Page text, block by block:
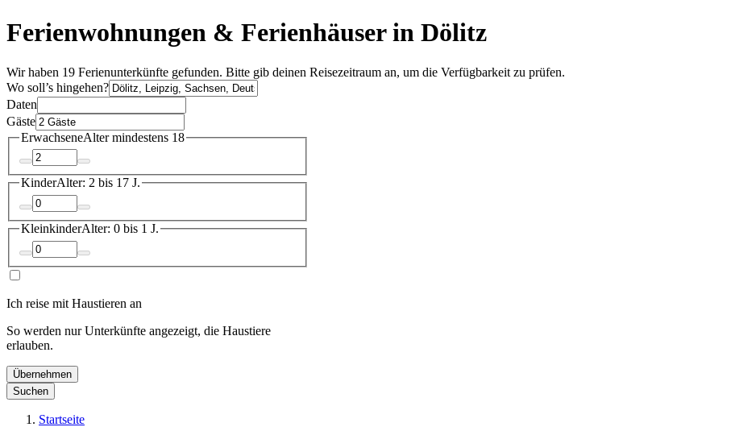
Ferienwohnungen & Ferienhäuser in Dölitz
Wir haben 19 Ferienunterkünfte gefunden. Bitte gib deinen Reisezeitraum an, um die Verfügbarkeit zu prüfen.
Wo soll’s hingehen?
Daten
Gäste
ErwachseneAlter mindestens 18
KinderAlter: 2 bis 17 J.
KleinkinderAlter: 0 bis 1 J.
Ich reise mit Haustieren an
So werden nur Unterkünfte angezeigt, die Haustiere
erlauben.
Übernehmen
Suchen
Startseite